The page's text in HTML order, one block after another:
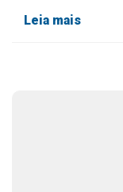
Leia mais